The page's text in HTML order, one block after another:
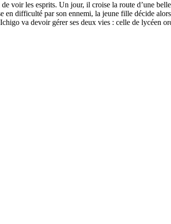
voir les esprits. Un jour, il croise la route d’une
difficulté par son ennemi, la jeune fille décide
va devoir gérer ses deux vies : celle de lycéen